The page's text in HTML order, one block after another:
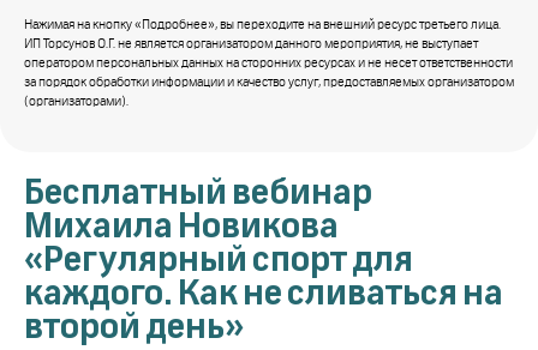
Нажимая на кнопку «Подробнее», вы переходите на внешний ресурс третьего лица.
ИП Торсунов О.Г. не является организатором данного мероприятия, не выступает
оператором персональных данных на сторонних ресурсах и не несет ответственности
за порядок обработки информации и качество услуг, предоставляемых организатором
(организаторами).
Бесплатный вебинар
Михаила Новикова
«Регулярный спорт для
каждого. Как не сливаться на
второй день»